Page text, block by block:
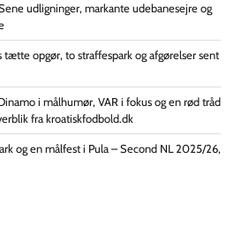
udligninger, markante udebanesejre og
tætte opgør, to straffespark og afgørelser sent
i målhumør, VAR i fokus og en rød tråd
fra kroatiskfodbold.dk
og en målfest i Pula – Second NL 2025/26,